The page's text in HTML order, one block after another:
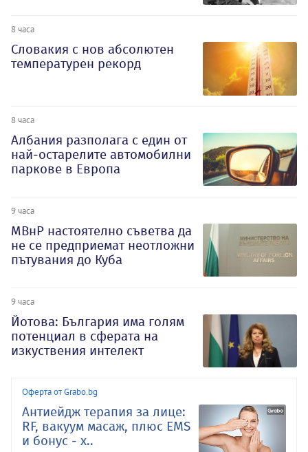
8 часа
Словакия с нов абсолютен
температурен рекорд
8 часа
Албания разполага с един от
най-остарелите автомобилни
паркове в Европа
9 часа
МВнР настоятелно съветва да
не се предприемат неотложни
пътувания до Куба
9 часа
Йотова: България има голям
потенциал в сферата на
изкуствения интелект
Оферта от Grabo.bg
Антиейдж терапия за лице:
RF, вакуум масаж, плюс EMS
и бонус - х..